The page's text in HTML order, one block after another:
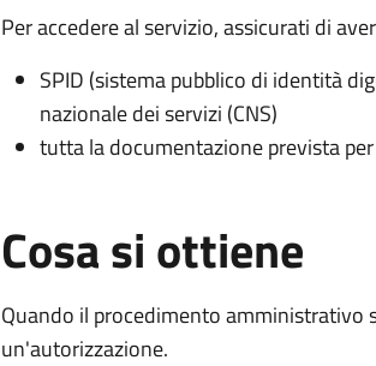
Per accedere al servizio, assicurati di
SPID (sistema pubblico di identità
nazionale dei servizi (CNS)
tutta la documentazione prevista
Cosa si ottiene
Quando il procedimento amministrativo
un'autorizzazione.